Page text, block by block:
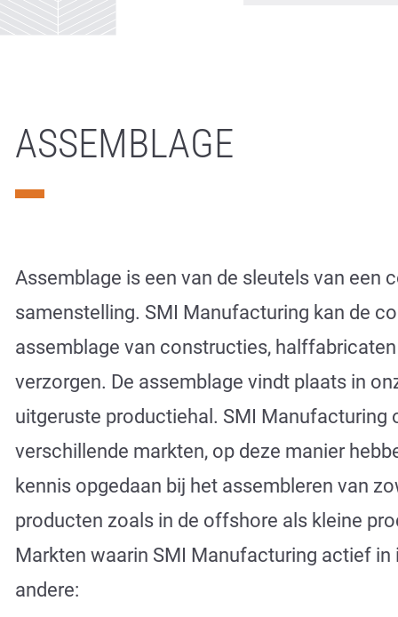
Semi conductor
ASSEMBLAGE
Assemblage is een van de sleutels van een
samenstelling. SMI Manufacturing kan de
assemblage van constructies,
verzorgen. De assemblage vindt plaats in
uitgeruste productiehal. SMI Manufacturing
verschillende markten, op deze manier
kennis opgedaan bij het assembleren van
producten zoals in de offshore als kleine
Markten waarin SMI Manufacturing actief in
andere: